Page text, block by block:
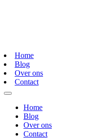
Home
Blog
Over ons
Contact
Home
Blog
Over ons
Contact